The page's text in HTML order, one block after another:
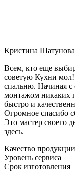
Кристина Шатунова
Всем, кто еще
советую Кухни
спальню. Начиная с
монтажом никаких
быстро и
Огромное спасибо
Это мастер своего
здесь.
Качество продукции
Уровень сервиса
Срок изготовления